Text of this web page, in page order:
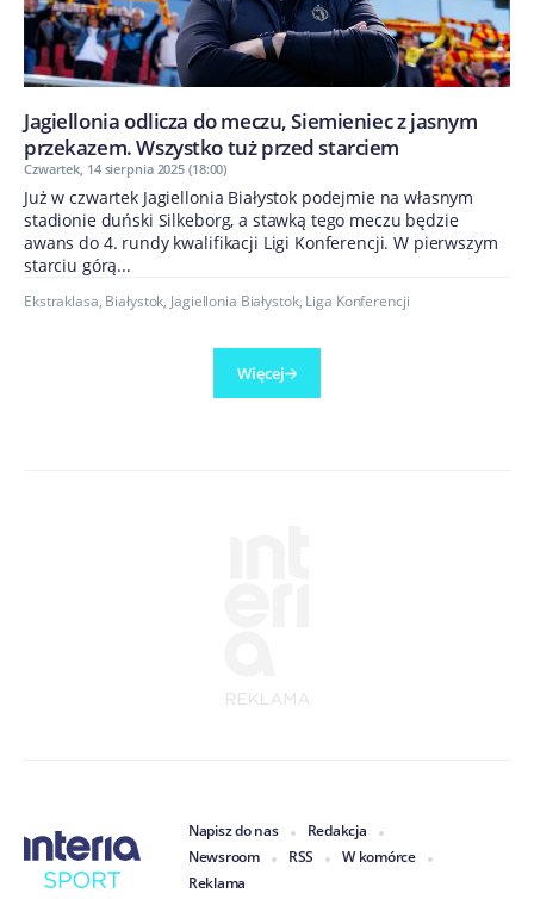
Jagiellonia odlicza do meczu, Siemieniec z jasnym
przekazem. Wszystko tuż przed starciem
Czwartek, 14 sierpnia 2025 (18:00)
Już w czwartek Jagiellonia Białystok podejmie na własnym
stadionie duński Silkeborg, a stawką tego meczu będzie
awans do 4. rundy kwalifikacji Ligi Konferencji. W pierwszym
starciu górą...
Ekstraklasa, Białystok, Jagiellonia Białystok, Liga Konferencji
Więcej
Napisz do nas
Redakcja
Newsroom
RSS
W komórce
Reklama